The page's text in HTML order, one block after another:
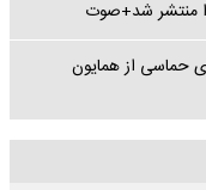
منتشر شد+صوت
از همایون